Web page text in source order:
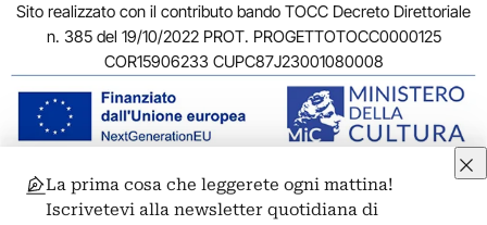
Sito realizzato con il contributo bando TOCC Decreto Direttoriale
n. 385 del 19/10/2022 PROT. PROGETTOTOCC0000125
COR15906233 CUPC87J23001080008
© 2011-2026 ARTRIBUNE srl – Corso Vittorio Emanuele II, 287 –
00186 Roma - P.I. 11381581005
La prima cosa che leggerete ogni mattina!
Iscrivetevi alla newsletter quotidiana di